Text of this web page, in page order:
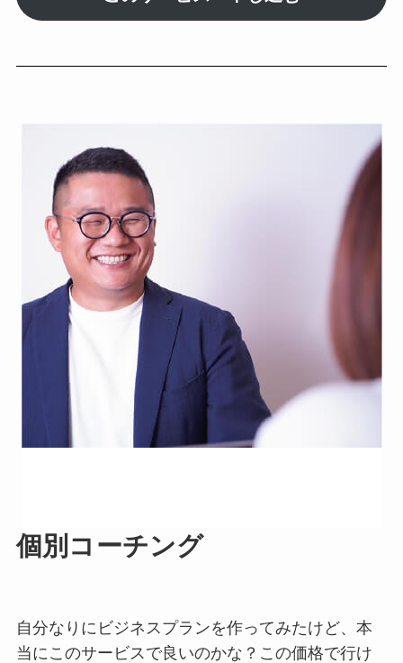
個別コーチング
自分なりにビジネスプランを作ってみたけど、本
当にこのサービスで良いのかな？この価格で行け